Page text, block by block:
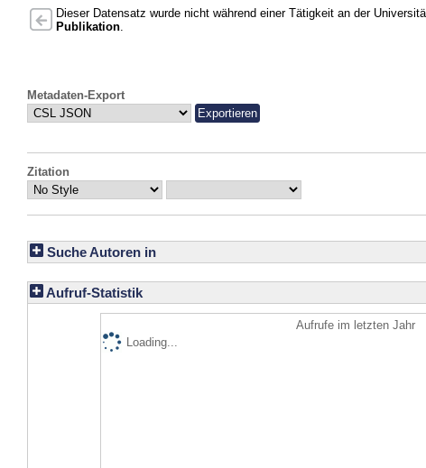
Dieser Datensatz wurde nicht während einer Tätigkeit an der
Publikation
Metadaten-Export
Zitation
Suche Autoren in
Aufruf-Statistik
Aufrufe im letzten Jahr
Loading...